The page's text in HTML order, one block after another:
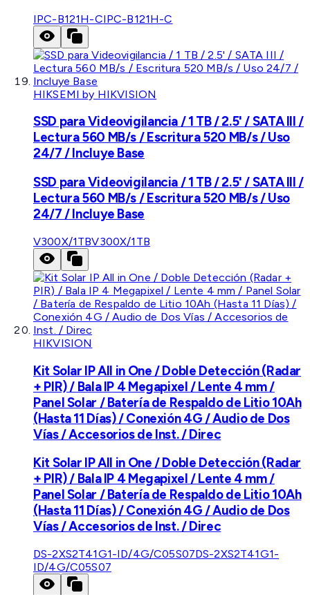
IPC-B121H-CIPC-B121H-C
HIKSEMI by HIKVISION
SSD para Videovigilancia / 1 TB / 2.5' / SATA III /
Lectura 560 MB/s / Escritura 520 MB/s / Uso
24/7 / Incluye Base
SSD para Videovigilancia / 1 TB / 2.5' / SATA III /
Lectura 560 MB/s / Escritura 520 MB/s / Uso
24/7 / Incluye Base
V300X/1TBV300X/1TB
HIKVISION
Kit Solar IP All in One / Doble Detección (Radar
+ PIR) / Bala IP 4 Megapixel / Lente 4 mm /
Panel Solar / Batería de Respaldo de Litio 10Ah
(Hasta 11 Días) / Conexión 4G / Audio de Dos
Vías / Accesorios de Inst. / Direc
Kit Solar IP All in One / Doble Detección (Radar
+ PIR) / Bala IP 4 Megapixel / Lente 4 mm /
Panel Solar / Batería de Respaldo de Litio 10Ah
(Hasta 11 Días) / Conexión 4G / Audio de Dos
Vías / Accesorios de Inst. / Direc
DS-2XS2T41G1-ID/4G/C05S07DS-2XS2T41G1-
ID/4G/C05S07